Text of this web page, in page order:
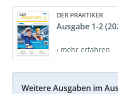
DER PRAKTIKER
Ausgabe 1-2
› mehr erfahren
Weitere Ausgaben im